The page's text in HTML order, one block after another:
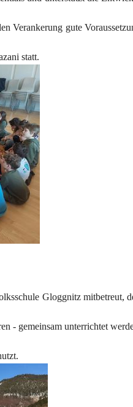
Verankerung gute
statt.
Gloggnitz mitbetreut,
- gemeinsam unterrichtet